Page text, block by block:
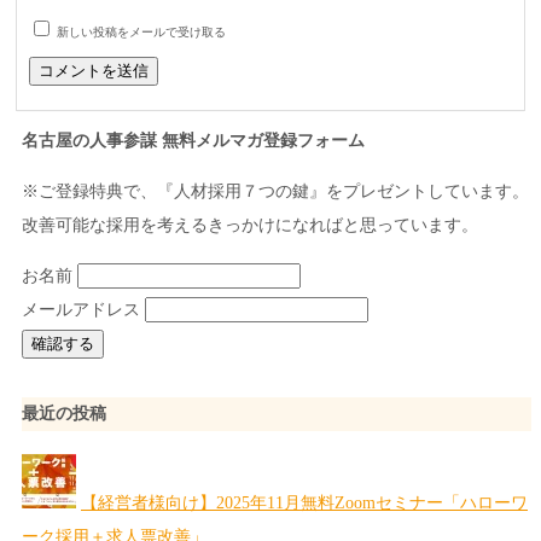
新しい投稿をメールで受け取る
名古屋の人事参謀 無料メルマガ登録フォーム
※ご登録特典で、『人材採用７つの鍵』をプレゼントしています。
改善可能な採用を考えるきっかけになればと思っています。
お名前
メールアドレス
最近の投稿
【経営者様向け】2025年11月無料Zoomセミナー「ハローワ
ーク採用＋求人票改善」